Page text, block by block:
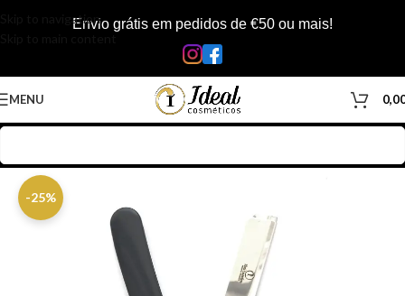
Skip to navigationEnvio grátis em pedidos de €50 ou mais!
MENU
-25%